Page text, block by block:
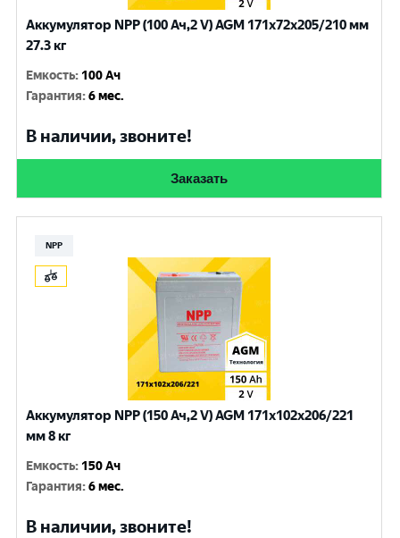
Аккумулятор NPP (100 Ач,2 V) AGM 171x72x205/210 мм
27.3 кг
Емкость: 100 Ач
Гарантия:6 мес.
В наличии, звоните!
Заказать
NPP
Аккумулятор NPP (150 Ач,2 V) AGM 171x102x206/221
мм 8 кг
Емкость: 150 Ач
Гарантия:6 мес.
В наличии, звоните!